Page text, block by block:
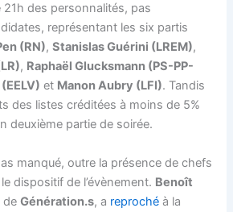
des personnalités, pas
représentant les six partis
(RN),Stanislas Guérini (LREM),
, Raphaël Glucksmann (PS-PP-
et Manon Aubry (LFI). Tandis
des listes créditées à moins de 5%
deuxième partie de soirée.
manqué, outre la présence de chefs
dispositif de l’évènement. Benoît
deGénération.s, a reproché à la